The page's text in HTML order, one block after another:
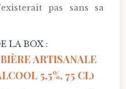
pas sans sa
LA BOX :
ARTISANALE
5,5%, 75 CL)